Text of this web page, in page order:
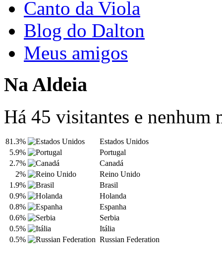
Canto da Viola
Blog do Dalton
Meus amigos
Na Aldeia
Há 45 visitantes e nenhum
81.3%
Estados Unidos
5.9%
Portugal
2.7%
Canadá
2%
Reino Unido
1.9%
Brasil
0.9%
Holanda
0.8%
Espanha
0.6%
Serbia
0.5%
Itália
0.5%
Russian Federation